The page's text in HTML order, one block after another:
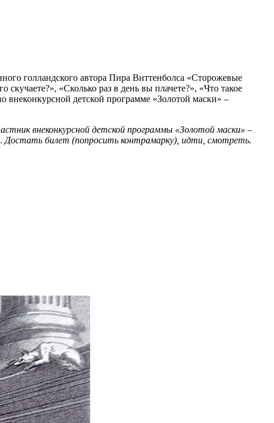
голландского автора Пира Виттенболса «Сторожевые
«Сколько раз в день вы плачете?», «Что такое
внеконкурсной детской программе «Золотой маски» –
внеконкурсной детской программы «Золотой маски» –
Достать билет (попросить контрамарку), идти, смотреть.